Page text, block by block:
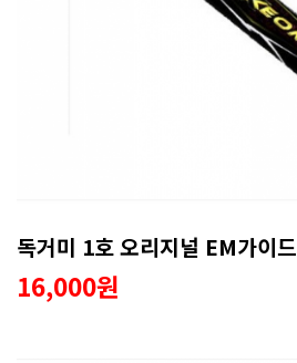
독거미 1호 오리지널 EM가이드
16,000원